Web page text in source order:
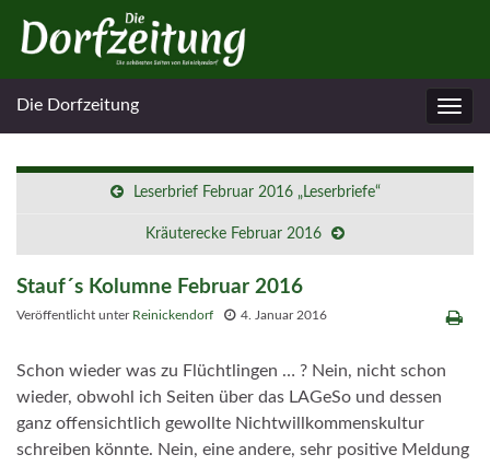
Die Dorfzeitung
Leserbrief Februar 2016 „Leserbriefe“
Kräuterecke Februar 2016
Stauf´s Kolumne Februar 2016
Veröffentlicht unter Reinickendorf 4. Januar 2016
Schon wieder was zu Flüchtlingen … ? Nein, nicht schon
wieder, obwohl ich Seiten über das LAGeSo und dessen
ganz offensichtlich gewollte Nichtwillkommenskultur
schreiben könnte. Nein, eine andere, sehr positive Meldung